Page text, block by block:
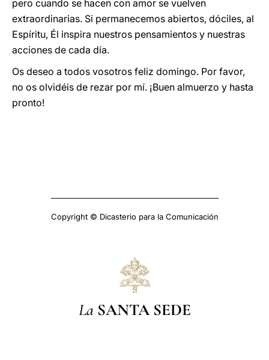
pero cuando se hacen con amor se vuelven
extraordinarias. Si permanecemos abiertos, dóciles, al
Espíritu, Él inspira nuestros pensamientos y nuestras
acciones de cada día.
Os deseo a todos vosotros feliz domingo. Por favor,
no os olvidéis de rezar por mí. ¡Buen almuerzo y hasta
pronto!
Copyright © Dicasterio para la Comunicación
La SANTA SEDE